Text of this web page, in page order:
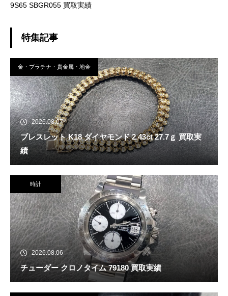
9S65 SBGR055 買取実績
特集記事
金・プラチナ・貴金属・地金
2026.08.07
ブレスレット K18 ダイヤモンド 2.43ct 27.7ｇ 買取実
績
時計
2026.08.06
チューダー クロノタイム 79180 買取実績